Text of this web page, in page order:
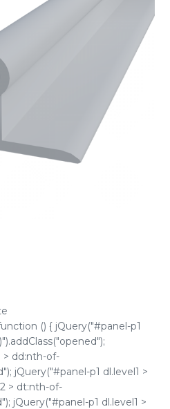
() { jQuery("#panel-p1
> dd:nth-of-
jQuery("#panel-p1 dl.level1 >
> dt:nth-of-
jQuery("#panel-p1 dl.level1 >